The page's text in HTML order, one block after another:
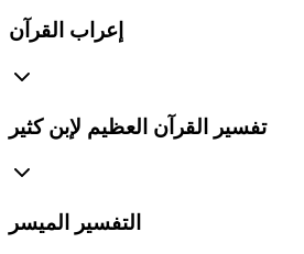
إعراب القرآن
تفسير القرآن العظيم لإبن كثير
التفسير الميسر